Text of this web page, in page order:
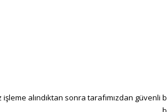
alındıktan sonra tarafımızdan